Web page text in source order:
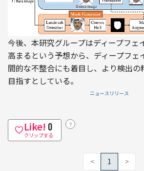
今後、本研究グループはディープフェ
高まるという予想から、ディープフェ
間的な不整合にも着目し、より検出の
目指すとしている。
ニュースリリース
Like! 0
クリップする
？
< 1 >